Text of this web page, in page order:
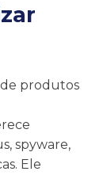
produtos
spyware,
Ele